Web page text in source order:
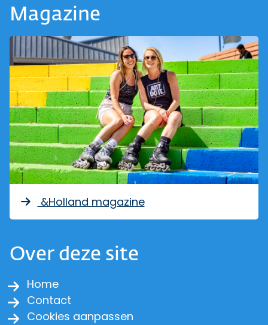
Magazine
&Holland magazine
Over deze site
Home
Contact
Cookies aanpassen